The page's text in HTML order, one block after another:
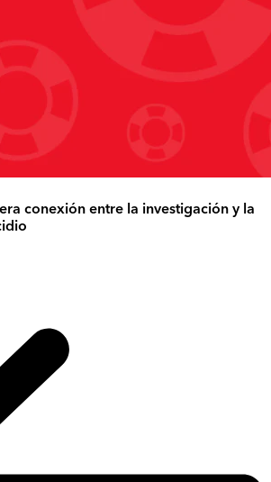
conexión entre la investigación y la